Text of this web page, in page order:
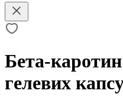
Бета-
гелевих